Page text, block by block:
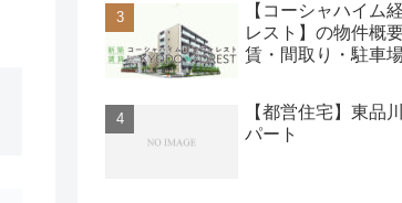
【コーシャハイム
レスト】の物件概
賃・間取り・駐車
【都営住宅】東品
パート